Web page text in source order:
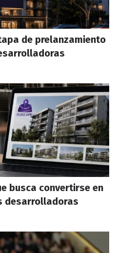
de prelanzamiento
busca convertirse en
desarrolladoras